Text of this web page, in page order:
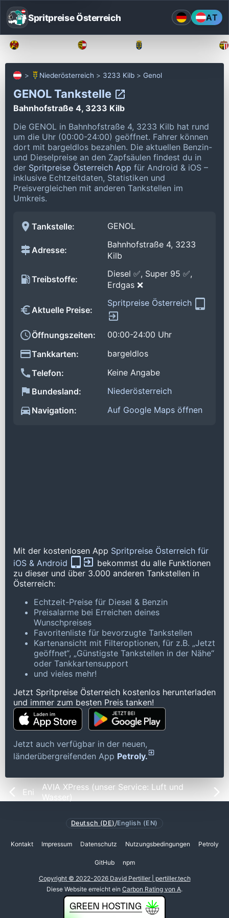
Spritpreise Österreich AT
Niederösterreich 3233 Kilb Genol
GENOL Tankstelle
Bahnhofstraße 4, 3233 Kilb
Die GENOL in Bahnhofstraße 4, 3233 Kilb hat rund
um die Uhr (00:00-24:00) geöffnet. Fahrer können
dort mit bargeldlos bezahlen. Die aktuellen Benzin-
und Dieselpreise an den Zapfsäulen findest du in
der Spritpreise Österreich App für Android & iOS –
inklusive Echtzeitdaten, Statistiken und
Preisvergleichen mit anderen Tankstellen im
Umkreis.
Tankstelle: GENOL
Adresse:
Bahnhofstraße 4, 3233
Kilb
Treibstoffe:
Diesel ✅, Super 95 ✅,
Erdgas ❌
Aktuelle Preise:
Spritpreise Österreich
Öffnungszeiten:
00:00-24:00 Uhr
Tankkarten:
bargeldlos
Telefon:
Keine Angabe
Bundesland:
Niederösterreich
Navigation:
Auf Google Maps öffnen
Mit der kostenlosen App Spritpreise Österreich für
iOS & Android
bekommst du alle Funktionen
zu dieser und über 3.000 anderen Tankstellen in
Österreich:
Echtzeit-Preise für Diesel & Benzin
Preisalarme bei Erreichen deines
Wunschpreises
Favoritenliste für bevorzugte Tankstellen
Kartenansicht mit Filteroptionen, für z.B. „Jetzt
geöffnet“, „Günstigste Tankstellen in der Nähe“
oder Tankkartensupport
und vieles mehr!
Jetzt Spritpreise Österreich kostenlos herunterladen
und immer zum besten Preis tanken!
Jetzt auch verfügbar in der neuen,
länderübergreifenden App Petroly.
Eni
AVIA XPress (unser Service: Luft und
Wasser)
Deutsch (DE)/English (EN)
Kontakt Impressum Datenschutz Nutzungsbedingungen Petroly
GitHub npm
Copyright © 2022-2026 David Pertiller | pertiller.tech
Diese Website erreicht ein Carbon Rating von A.